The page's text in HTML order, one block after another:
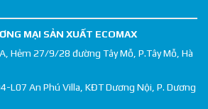
MẠI SẢN XUẤT ECOMAX
Hẻm 27/9/28 đường Tây Mỗ, P.Tây Mỗ, Hà
L07 An Phú Villa, KĐT Dương Nội, P. Dương